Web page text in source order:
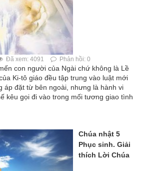
Đã xem: 4091 Phản hồi: 0
con người của Ngài chứ không là Lề
Ki-tô giáo đều tập trung vào luật mới
áp đặt từ bên ngoài, nhưng là hành vi
kêu gọi đi vào trong mối tương giao tình
Chúa nhật 5
Phục sinh. Giải
thích Lời Chúa